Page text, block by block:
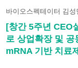
바이오스펙테이터 김성
[창간 5주년 CEO
로 상업확장 및
mRNA 기반 치료